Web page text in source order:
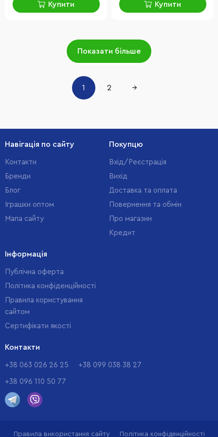
Купити Купити
Показати більше
1 2 →
Навігація по сайту
Контакти
Бренди
Блог
Іграшки оптом
Мапа сайту
Покупцю
Вхід/Реєстрація
Вихід
Доставка та оплата
Повернення та обмін
Про магазин
Кредит
Інформація
Публічна оферта
Політика конфіденційності
Правила користування
сайтом
Cертифікати якості
Контакти
+38 063 026 26 25 +38 099 038 38 27
+38 096 110 50 77
Правила використання сайту Політика конфіденційності